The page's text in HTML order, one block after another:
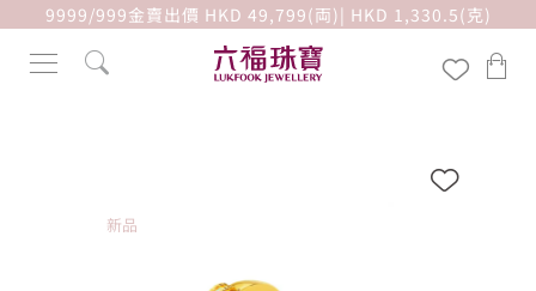
9999/999金賣出價 HKD 49,799(両)| HKD 1,330.5(克)
新品